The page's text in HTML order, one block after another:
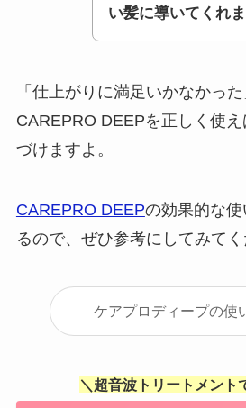
い髪に導いてくれま
「仕上がりに満足いかなかった
CAREPRO DEEPを正しく使
づけますよ。
CAREPRO DEEPの効果的な
るので、ぜひ参考にしてみてく
ケアプロディープの使
＼ 超音波トリートメント